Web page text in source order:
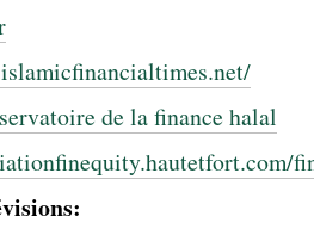
de la finance halal